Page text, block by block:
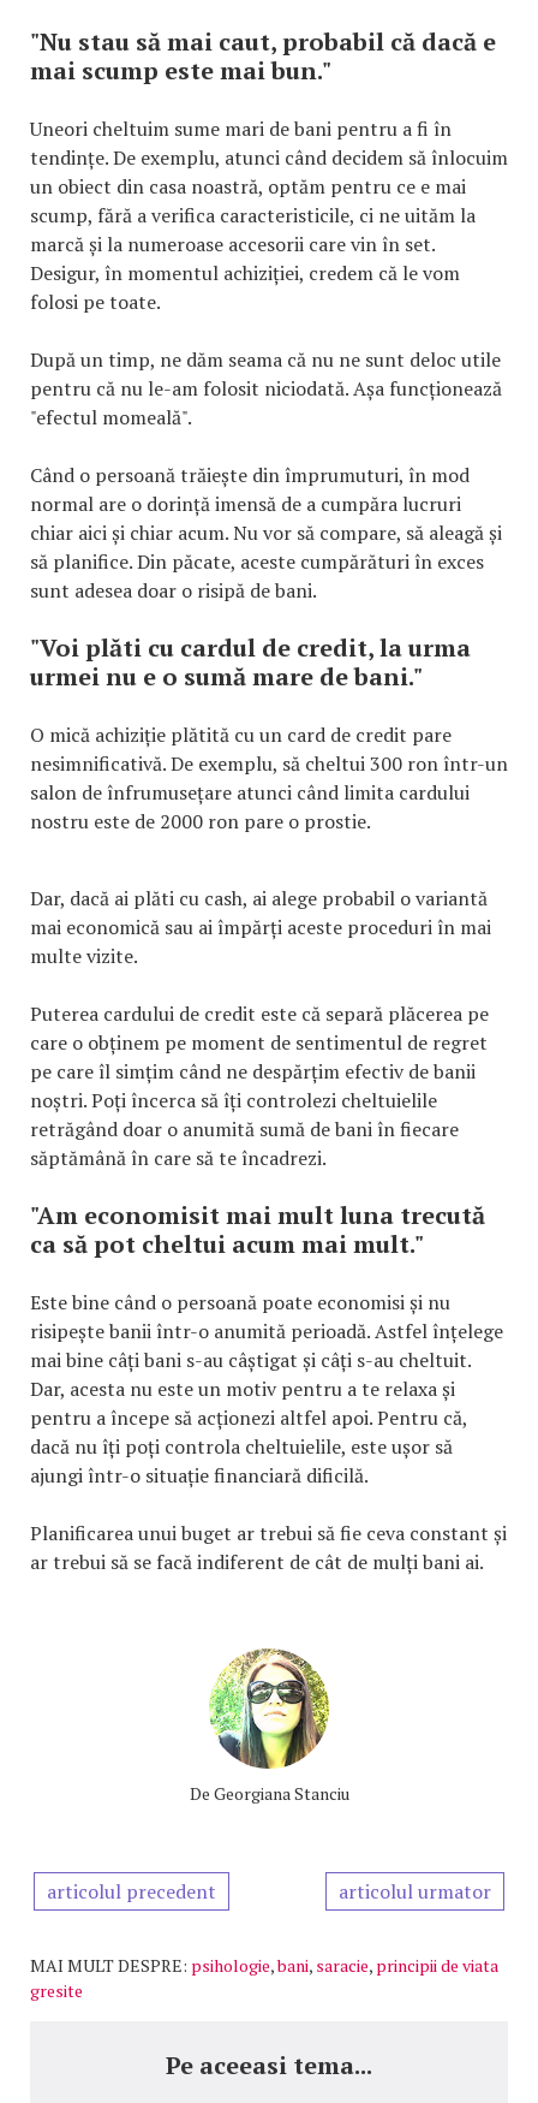
"Nu stau să mai caut, probabil că dacă e
mai scump este mai bun."
Uneori cheltuim sume mari de bani pentru a fi în
tendințe. De exemplu, atunci când decidem să înlocuim
un obiect din casa noastră, optăm pentru ce e mai
scump, fără a verifica caracteristicile, ci ne uităm la
marcă și la numeroase accesorii care vin în set.
Desigur, în momentul achiziției, credem că le vom
folosi pe toate.
După un timp, ne dăm seama că nu ne sunt deloc utile
pentru că nu le-am folosit niciodată. Așa funcționează
"efectul momeală".
Când o persoană trăiește din împrumuturi, în mod
normal are o dorință imensă de a cumpăra lucruri
chiar aici și chiar acum. Nu vor să compare, să aleagă și
să planifice. Din păcate, aceste cumpărături în exces
sunt adesea doar o risipă de bani.
"Voi plăti cu cardul de credit, la urma
urmei nu e o sumă mare de bani."
O mică achiziție plătită cu un card de credit pare
nesimnificativă. De exemplu, să cheltui 300 ron într-un
salon de înfrumusețare atunci când limita cardului
nostru este de 2000 ron pare o prostie.
Dar, dacă ai plăti cu cash, ai alege probabil o variantă
mai economică sau ai împărți aceste proceduri în mai
multe vizite.
Puterea cardului de credit este că separă plăcerea pe
care o obținem pe moment de sentimentul de regret
pe care îl simțim când ne despărțim efectiv de banii
noștri. Poți încerca să îți controlezi cheltuielile
retrăgând doar o anumită sumă de bani în fiecare
săptămână în care să te încadrezi.
"Am economisit mai mult luna trecută
ca să pot cheltui acum mai mult."
Este bine când o persoană poate economisi și nu
risipește banii într-o anumită perioadă. Astfel înțelege
mai bine câți bani s-au câștigat și câți s-au cheltuit.
Dar, acesta nu este un motiv pentru a te relaxa și
pentru a începe să acționezi altfel apoi. Pentru că,
dacă nu îți poți controla cheltuielile, este ușor să
ajungi într-o situație financiară dificilă.
Planificarea unui buget ar trebui să fie ceva constant și
ar trebui să se facă indiferent de cât de mulți bani ai.
De Georgiana Stanciu
articolul precedent articolul urmator
MAI MULT DESPRE: psihologie,bani, saracie, principii de viata
gresite
Pe aceeasi tema...